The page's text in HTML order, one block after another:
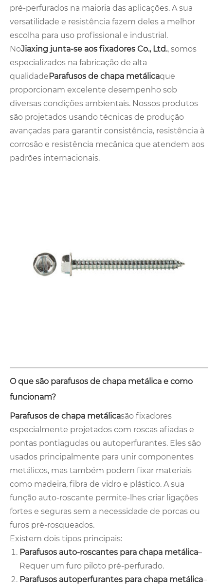
pré-perfurados na maioria das aplicações. A sua
versatilidade e resistência fazem deles a melhor
escolha para uso profissional e industrial.
NoJiaxing junta-se aos fixadores Co., Ltd., somos
especializados na fabricação de alta
qualidadeParafusos de chapa metálicaque
proporcionam excelente desempenho sob
diversas condições ambientais. Nossos produtos
são projetados usando técnicas de produção
avançadas para garantir consistência, resistência à
corrosão e resistência mecânica que atendem aos
padrões internacionais.
O que são parafusos de chapa metálica e como
funcionam?
Parafusos de chapa metálicasão fixadores
especialmente projetados com roscas afiadas e
pontas pontiagudas ou autoperfurantes. Eles são
usados ​​principalmente para unir componentes
metálicos, mas também podem fixar materiais
como madeira, fibra de vidro e plástico. A sua
função auto-roscante permite-lhes criar ligações
fortes e seguras sem a necessidade de porcas ou
furos pré-rosqueados.
Existem dois tipos principais:
Parafusos auto-roscantes para chapa metálica–
Requer um furo piloto pré-perfurado.
Parafusos autoperfurantes para chapa metálica–